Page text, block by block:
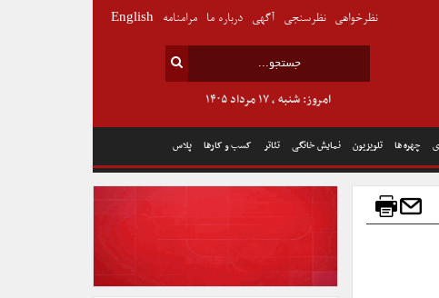
چهره ها تلویزیون نمایش خانگی تئاتر کسب و کارها پلاس
امروز: شنبه , ۱۷ مرداد ۱۴۰۵
نظرخواهی نظرسنجی آگهی درباره ما مرامنامه English